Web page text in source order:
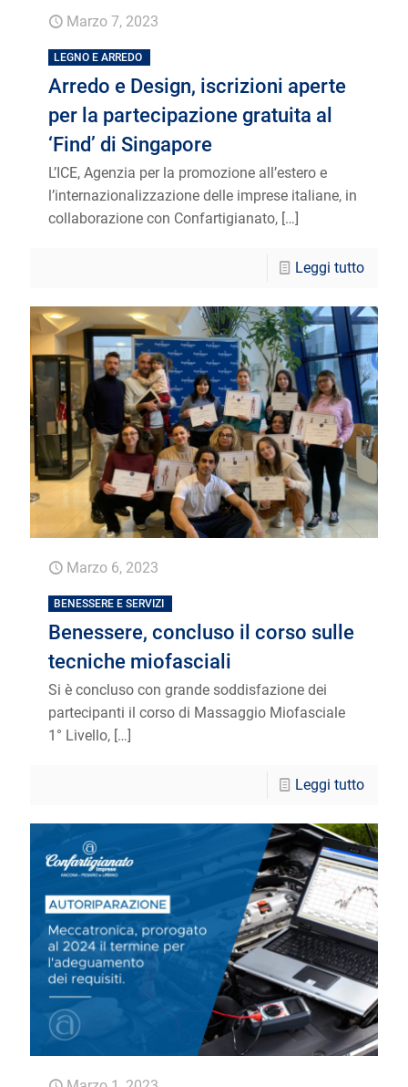
Marzo 7, 2023
LEGNO E ARREDO
Arredo e Design, iscrizioni aperte
per la partecipazione gratuita al
‘Find’ di Singapore
L’ICE, Agenzia per la promozione all’estero e
l’internazionalizzazione delle imprese italiane, in
collaborazione con Confartigianato, […]
Leggi tutto
Marzo 6, 2023
BENESSERE E SERVIZI
Benessere, concluso il corso sulle
tecniche miofasciali
Si è concluso con grande soddisfazione dei
partecipanti il corso di Massaggio Miofasciale
1° Livello, […]
Leggi tutto